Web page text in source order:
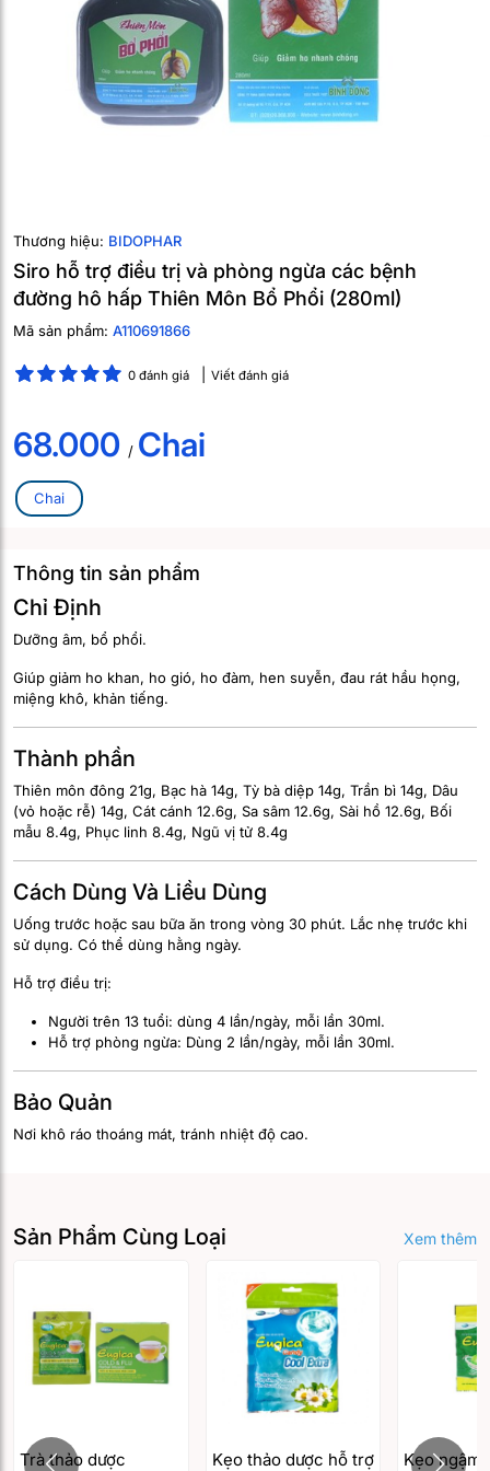
Thương hiệu: BIDOPHAR
Siro hỗ trợ điều trị và phòng ngừa các bệnh
đường hô hấp Thiên Môn Bổ Phổi (280ml)
Mã sản phẩm: A110691866
0 đánh giá Viết đánh giá
68.000 / Chai
Chai
Thông tin sản phẩm
Chỉ Định
Dưỡng âm, bổ phổi.
Giúp giảm ho khan, ho gió, ho đàm, hen suyễn, đau rát hầu họng,
miệng khô, khản tiếng.
Thành phần
Thiên môn đông 21g, Bạc hà 14g, Tỳ bà diệp 14g, Trần bì 14g, Dâu
(vỏ hoặc rễ) 14g, Cát cánh 12.6g, Sa sâm 12.6g, Sài hồ 12.6g, Bối
mẫu 8.4g, Phục linh 8.4g, Ngũ vị tử 8.4g
Cách Dùng Và Liều Dùng
Uống trước hoặc sau bữa ăn trong vòng 30 phút. Lắc nhẹ trước khi
sử dụng. Có thể dùng hằng ngày.
Hỗ trợ điều trị:
Người trên 13 tuổi: dùng 4 lần/ngày, mỗi lần 30ml.
Hỗ trợ phòng ngừa: Dùng 2 lần/ngày, mỗi lần 30ml.
Bảo Quản
Nơi khô ráo thoáng mát, tránh nhiệt độ cao.
Sản Phẩm Cùng Loại Xem thêm
Trà thảo dược Kẹo thảo dược hỗ trợ Kẹo ngậm